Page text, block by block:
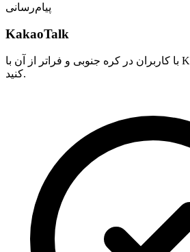
پیام‌رسانی
KakaoTalk
با کاربران در کره جنوبی و فراتر از آن با KakaoTalk ارتباط برقرار
کنید.